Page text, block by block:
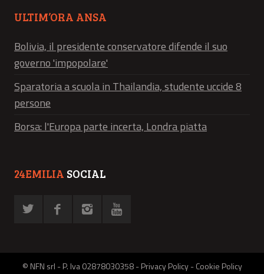
ULTIM’ORA ANSA
Bolivia, il presidente conservatore difende il suo
governo 'impopolare'
Sparatoria a scuola in Thailandia, studente uccide 8
persone
Borsa: l'Europa parte incerta, Londra piatta
24EMILIA SOCIAL
© NFN srl - P. Iva 02878030358 -Privacy Policy-Cookie Policy